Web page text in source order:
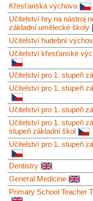
Křesťanská výchova
Učitelství hry na nástroj
základní umělecké školy
Učitelství hudební
Učitelství křesťanské
Učitelství pro 1. stupeň
Učitelství pro 1. stupeň
Učitelství pro 1. stupeň
Učitelství pro 1. stupeň
stupeň základní škol
Učitelství pro 1. stupeň
Dentistry
General Medicine
Primary School Teacher